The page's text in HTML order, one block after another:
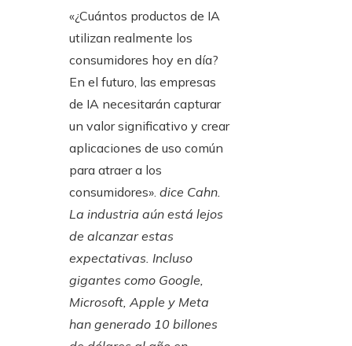
«¿Cuántos productos de IA
utilizan realmente los
consumidores hoy en día?
En el futuro, las empresas
de IA necesitarán capturar
un valor significativo y crear
aplicaciones de uso común
para atraer a los
consumidores». dice Cahn.
La industria aún está lejos
de alcanzar estas
expectativas. Incluso
gigantes como Google,
Microsoft, Apple y Meta
han generado 10 billones